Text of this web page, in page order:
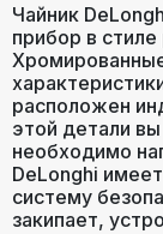
Чайник
прибор в
расположен
этой детали
необходимо
DeLonghi
систему
закипает,